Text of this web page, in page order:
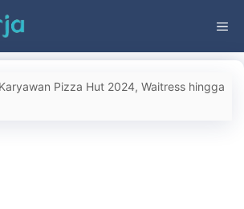
Pizza Hut 2024, Waitress hingga